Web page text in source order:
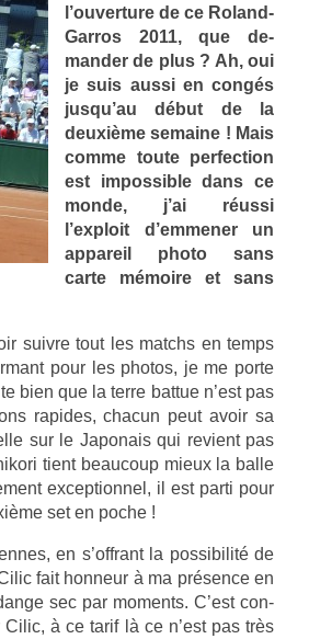
l’ouver­ture de ce Roland-
Garros 2011, que de­
mand­er de plus ? Ah, oui
je suis aussi en congés
jusqu’au début de la
deuxième semaine ! Mais
comme toute per­fec­tion
est im­pos­sible dans ce
monde, j’ai réussi
l’exploit d’em­men­er un
ap­pareil photo sans
carte mémoire et sans
suiv­re tout les matchs en temps
pour les photos, je me porte
bien que la terre bat­tue n’est pas
rapides, chacun peut avoir sa
sur le Japonais qui re­vient pas
tient be­aucoup mieux la balle
ex­cep­tion­nel, il est parti pour
set en poche !
en s’offrant la pos­sibilité de
fait hon­neur à ma présence en
sec par mo­ments. C’est con­
à ce tarif là ce n’est pas très